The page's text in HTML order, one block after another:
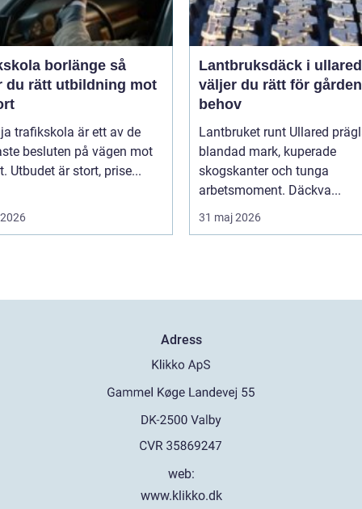
borlänge så
du rätt utbildning mot
trafikskola är ett av de
besluten på vägen mot
Utbudet är stort, prise...
Lantbruksdäck i ullared
väljer du rätt för
behov
Lantbruket runt Ullared
blandad mark, kuperade
skogskanter och tunga
arbetsmoment. Däckva...
31 maj 2026
Adress
web:
www.klikko.dk